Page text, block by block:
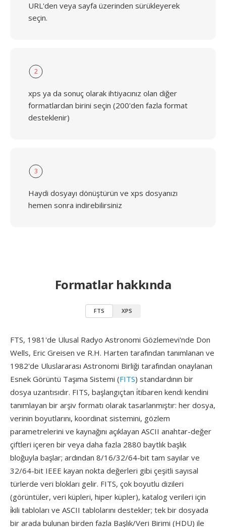
URL'den veya sayfa üzerinden sürükleyerek
seçin.
2
xps ya da sonuç olarak ihtiyacınız olan diğer
formatlardan birini seçin (200'den fazla format
desteklenir)
3
Haydi dosyayı dönüştürün ve xps dosyanızı
hemen sonra indirebilirsiniz
Formatlar hakkında
FTS XPS
FTS, 1981'de Ulusal Radyo Astronomi Gözlemevi'nde Don
Wells, Eric Greisen ve R.H. Harten tarafından tanımlanan ve
1982'de Uluslararası Astronomi Birliği tarafından onaylanan
Esnek Görüntü Taşıma Sistemi (FITS) standardının bir
dosya uzantısıdır. FITS, başlangıçtan i̇tibaren kendi kendini
tanımlayan bir arşiv formatı olarak tasarlanmıştır: her dosya,
verinin boyutlarını, koordinat sistemini, gözlem
parametrelerini ve kaynağını açıklayan ASCII anahtar-değer
çiftleri içeren bir veya daha fazla 2880 baytlık başlık
bloğuyla başlar; ardından 8/16/32/64-bit tam sayılar ve
32/64-bit IEEE kayan nokta değerleri gibi çeşitli sayısal
türlerde veri blokları gelir. FITS, çok boyutlu dizileri
(görüntüler, veri küpleri, hiper küpler), katalog verileri için
i̇kili tabloları ve ASCII tablolarını destekler; tek bir dosyada
bir arada bulunan birden fazla Başlık/Veri Birimi (HDU) ile